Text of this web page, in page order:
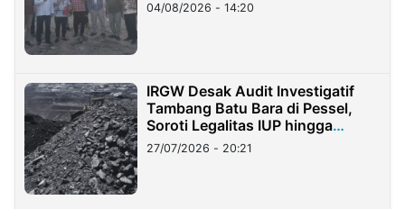
04/08/2026 - 14:20
IRGW Desak Audit Investigatif
Tambang Batu Bara di Pessel,
Soroti Legalitas IUP hingga
Stockpile
27/07/2026 - 20:21